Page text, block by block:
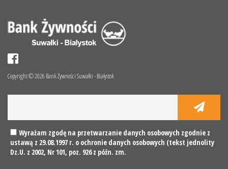
Copyright © 2026 Bank Żywności Suwałki - Białystok
Wyrażam zgodę na przetwarzanie danych osobowych zgodnie z
ustawą z 29.08.1997 r. o ochronie danych osobowych (tekst jednolity
Dz.U. z 2002, Nr 101, poz. 926 z późn. zm.